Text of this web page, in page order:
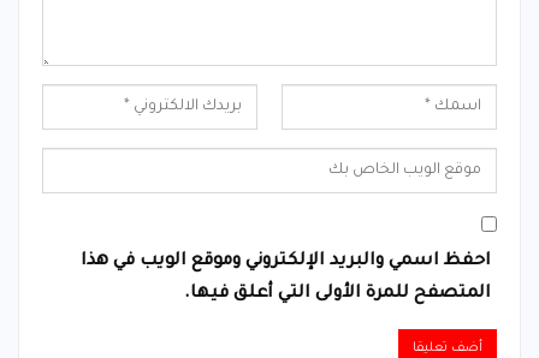
احفظ اسمي والبريد الإلكتروني وموقع الويب في هذا
المتصفح للمرة الأولى التي أعلق فيها.